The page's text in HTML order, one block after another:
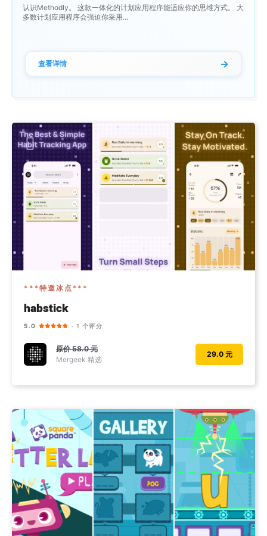
认识Methodly。 这款一体化的计划应用程序能适应你的思维方式。 大
多数计划应用程序会强迫你采用...
查看详情 →
***特邀冰点***
habstick
5.0 · 1 个评分
原价58.0 元
Mergeek 精选
29.0 元